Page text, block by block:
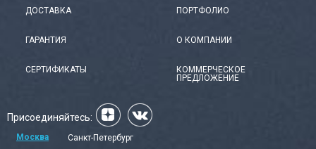
ДОСТАВКА
ГАРАНТИЯ
СЕРТИФИКАТЫ
ПОРТФОЛИО
О КОМПАНИИ
КОММЕРЧЕСКОЕ
ПРЕДЛОЖЕНИЕ
Присоединяйтесь:
Москва Санкт-Петербург